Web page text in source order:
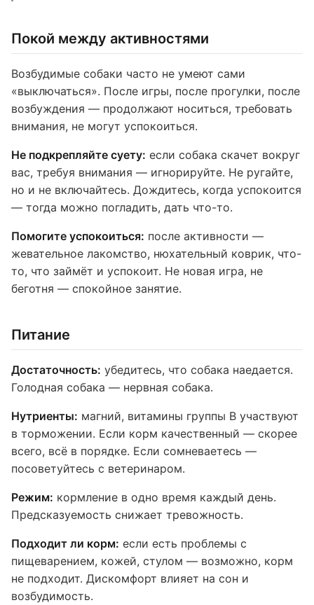
Покой между активностями
Возбудимые собаки часто не умеют сами
«выключаться». После игры, после прогулки, после
возбуждения — продолжают носиться, требовать
внимания, не могут успокоиться.
Не подкрепляйте суету: если собака скачет вокруг
вас, требуя внимания — игнорируйте. Не ругайте,
но и не включайтесь. Дождитесь, когда успокоится
— тогда можно погладить, дать что-то.
Помогите успокоиться: после активности —
жевательное лакомство, нюхательный коврик, что-
то, что займёт и успокоит. Не новая игра, не
беготня — спокойное занятие.
Питание
Достаточность: убедитесь, что собака наедается.
Голодная собака — нервная собака.
Нутриенты: магний, витамины группы B участвуют
в торможении. Если корм качественный — скорее
всего, всё в порядке. Если сомневаетесь —
посоветуйтесь с ветеринаром.
Режим: кормление в одно время каждый день.
Предсказуемость снижает тревожность.
Подходит ли корм: если есть проблемы с
пищеварением, кожей, стулом — возможно, корм
не подходит. Дискомфорт влияет на сон и
возбудимость.